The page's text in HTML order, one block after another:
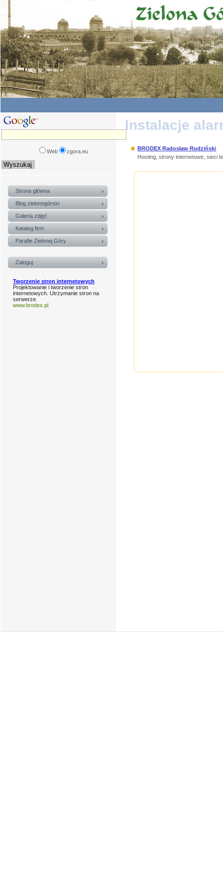
Instalacje
BRODEX Radosław Rudziński
Hosting, strony internetowe, sieci
Web zgora.eu
Strona główna
Blog zielonogórski
Galeria zdjęć
Katalog firm
Parafie Zielonej Góry
Zaloguj
Tworzenie stron internetowych
Projektowanie i tworzenie stron
internetowych. Utrzymanie stron na
serwerze.
www.brodex.pl